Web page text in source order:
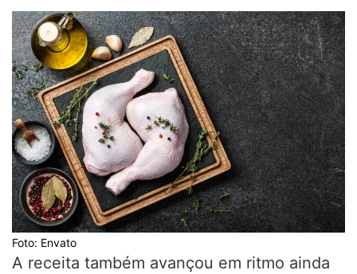
Foto: Envato
A receita também avançou em ritmo ainda